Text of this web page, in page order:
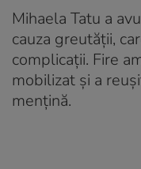
Mihaela Tatu a
cauza greutății,
complicații. Fire
mobilizat și a
mențină.